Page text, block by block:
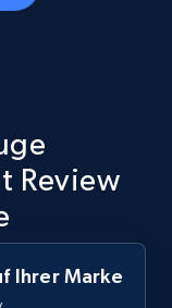
Review
Ihrer Marke